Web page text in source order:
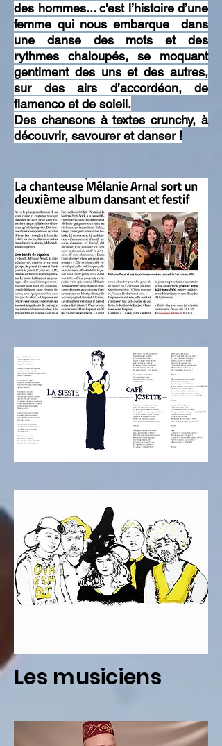
des hommes... c'est l’histoire d’une
femme qui nous embarque dans
une danse des mots et des
rythmes chaloupés, se moquant
gentiment des uns et des autres,
sur des airs d’accordéon, de
flamenco et de soleil.
Des chansons à textes crunchy, à
découvrir, savourer et danser !
Les musiciens